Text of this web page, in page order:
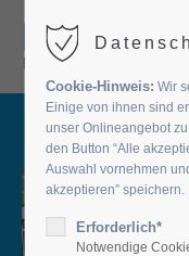
Cookie-Hinweis: Wir
Einige von ihnen sind
unser Onlineangebot
den Button “Alle
Auswahl vornehmen
akzeptieren” speichern.
Erforderlich*
Notwendige